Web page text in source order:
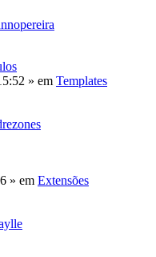
» em Templates
» em Extensões